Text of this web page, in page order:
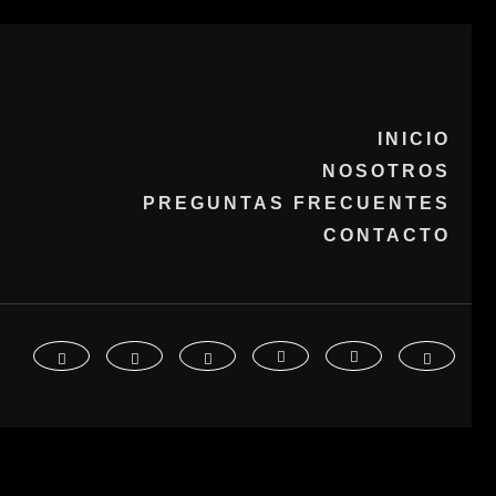
INICIO
NOSOTROS
PREGUNTAS FRECUENTES
CONTACTO